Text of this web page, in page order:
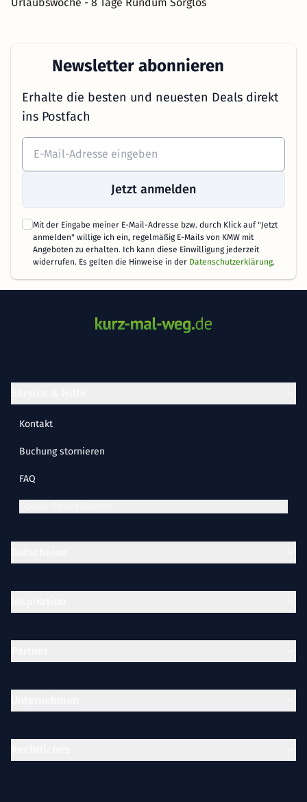
Newsletter abonnieren
Erhalte die besten und neuesten Deals direkt
ins Postfach
Jetzt anmelden
Mit der Eingabe meiner E-Mail-Adresse bzw. durch Klick auf "Jetzt
anmelden" willige ich ein, regelmäßig E-Mails von KMW mit
Angeboten zu erhalten. Ich kann diese Einwilligung jederzeit
widerrufen. Es gelten die Hinweise in der Datenschutzerklärung.
Kontakt
Buchung stornieren
FAQ